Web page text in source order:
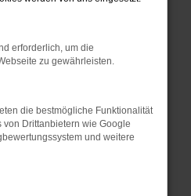
wie Werbeblocker,
Seiten
in einem privaten
helfen, vorübergehende
erforderlich, um die
zu gewährleisten.
die bestmögliche Funktionalität
von Drittanbietern wie Google
und weitere